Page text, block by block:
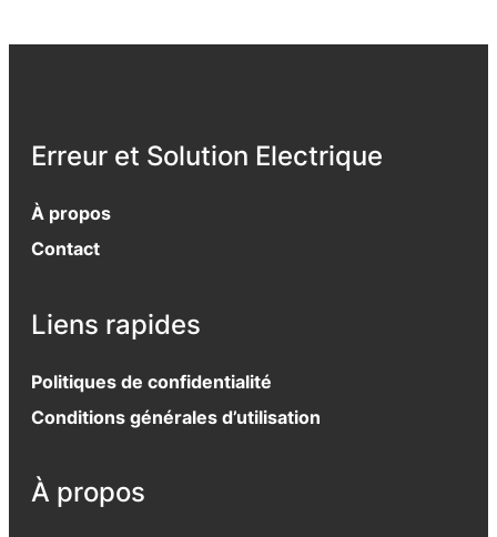
Erreur et Solution Electrique
À propos
Contact
Liens rapides
Politiques de confidentialité
Conditions générales d’utilisation
À propos